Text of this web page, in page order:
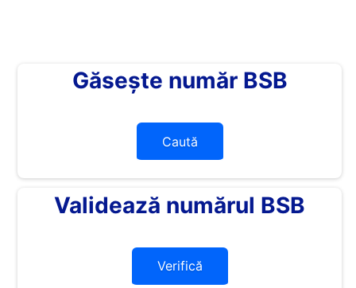
Găsește număr BSB
Caută
Validează numărul BSB
Verifică